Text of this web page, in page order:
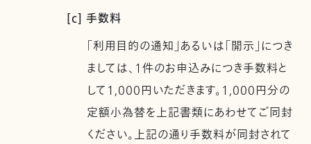
[c] 手数料
「利用目的の通知」あるいは「開示」につき
ましては、1件のお申込みにつき手数料と
して1,000円いただきます。1,000円分の
定額小為替を上記書類にあわせてご同封
ください。上記の通り手数料が同封されて